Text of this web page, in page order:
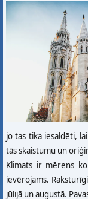
jo tas tika iesaldēti,
tās skaistumu un
Klimats ir mērens
ievērojams.
jūlijā un augustā.